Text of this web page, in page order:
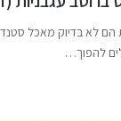
הם לא בדיוק מאכל
להפוך…